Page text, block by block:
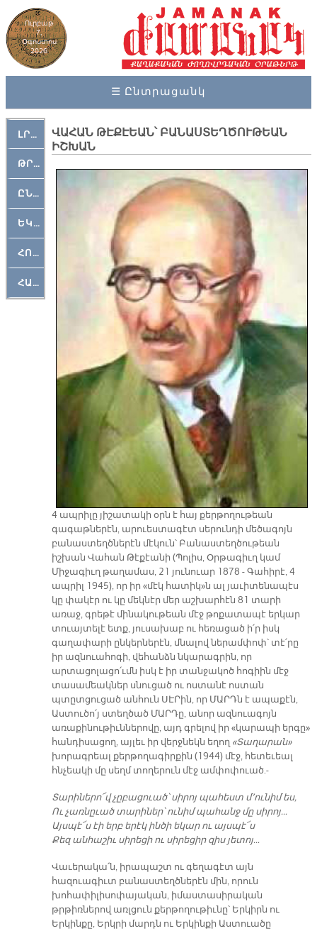
Ուրբաթ
7,
Օգոստոս
2026
☰ Ընտրացանկ
ԼՐԱՀՈՍ
ԹՐՔԱՀԱՅ ԿԵԱՆՔ
ԸՆԿԵՐԱՄՇԱԿՈՒԹԱՅԻՆ
ԵԿԵՂԵՑԱԿԱՆ
ՀՈԳԵՄՏԱՒՈՐ
ՀԱՐԹԱԿ
ՎԱՀԱՆ ԹԷՔԷԵԱՆ՝ ԲԱՆԱՍՏԵՂԾՈՒԹԵԱՆ
ԻՇԽԱՆ
4 ապրիլը յիշատակի օրն է հայ քերթողութեան
գագաթներէն, արուեստագէտ սերունդի մեծագոյն
բանաստեղծներէն մէկուն՝ Բանաստեղծութեան
իշխան Վահան Թէքէանի (Պոլիս, Օրթագիւղ կամ
Միջագիւղ թաղամաս, 21 յունուար 1878 - Գահիրէ, 4
ապրիլ 1945), որ իր «մէկ հատիկ»ն ալ յաւիտենապէս
կը փակէր ու կը մեկնէր մեր աշխարհէն 81 տարի
առաջ, գրեթէ մինակութեան մէջ թոքատապէ երկար
տուայտելէ ետք, յուսախաբ ու հեռացած ի՛ր իսկ
գաղափարի ընկերներէն, մնալով ներամփոփ՝ տէ՛րը
իր ազնուահոգի, վեհանձն նկարագրին, որ
արտացոլացո՛ւմն իսկ է իր տանջակոծ հոգիին մէջ
տասամեակներ սնուցած ու ոստանէ ոստան
պտըտցուցած անհուն ՍԷՐին, որ ՄԱՐԴն է ապաքէն,
Աստուծո՛յ ստեղծած ՄԱՐԴը, անոր ազնուագոյն
առաքինութիւններովը, այդ գրելով իր «կարապի երգը»
հանդիսացող, այլեւ իր վերջնեկն եղող «Տաղարան»
խորագրեալ քերթողագիրքին (1944) մէջ, հետեւեալ
հնչեակի մը սեղմ տողերուն մէջ ամփոփուած.-
Տարիներո՜վ չըբացուած՝ սիրոյ պահեստ մ՚ունիմ ես,
Ու չառնըւած տարիներ՝ ունիմ պահանջ մը սիրոյ…
Այսպէ՜ս էի երբ երէկ ինծի եկար ու այսպէ՜ս
Քեզ անհաշիւ սիրեցի ու սիրեցիր զիս յետոյ…
Վաւերակա՛ն, իրապաշտ ու գեղագէտ այն
հազուագիւտ բանաստեղծներէն մին, որուն
խոհափիլիսոփայական, իմաստասիրական
թրթիռներով առլցուն քերթողութիւնը՝ Երկիրն ու
Երկինքը, Երկրի մարդն ու Երկինքի Աստուածը